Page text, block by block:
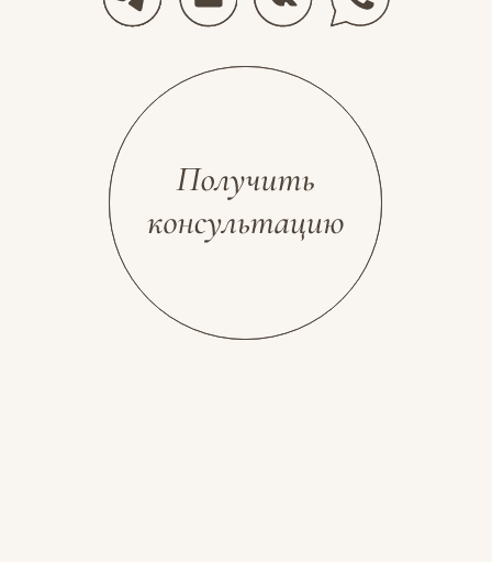
Космос Декор, 2026 Разработка сайта
stolyarovadesign.ru